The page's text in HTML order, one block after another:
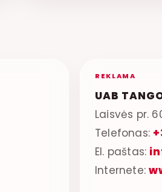
REKLAMA
UAB
Laisvės pr.
Telefonas:
El. paštas:
Internete: